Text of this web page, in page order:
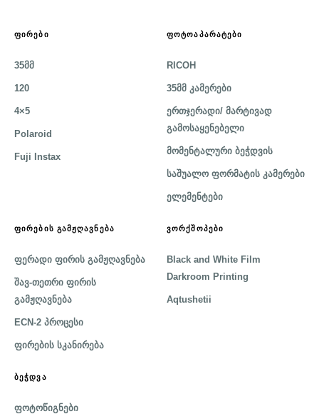
ᲤᲘᲠᲔᲑᲘ
35მმ
120
4×5
Polaroid
Fuji Instax
ᲤᲝᲢᲝᲐᲞᲐᲠᲐᲢᲔᲑᲘ
RICOH
35მმ კამერები
ერთჯერადი/ მარტივად
გამოსაყენებელი
მომენტალური ბეჭდვის
საშუალო ფორმატის კამერები
ელემენტები
ᲤᲘᲠᲔᲑᲘᲡ ᲒᲐᲛᲟᲦᲐᲕᲜᲔᲑᲐ
ფერადი ფირის გამჟღავნება
შავ-თეთრი ფირის
გამჟღავნება
ECN-2 პროცესი
ფირების სკანირება
ᲕᲝᲠᲥᲨᲝᲞᲔᲑᲘ
Black and White Film
Darkroom Printing
Aqtushetii
ᲑᲔᲭᲓᲕᲐ
ფოტოწიგნები